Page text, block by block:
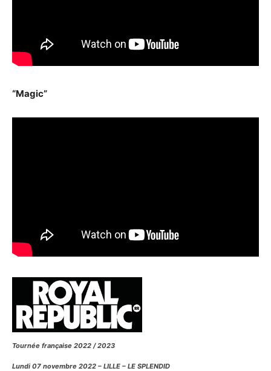
“Magic”
Tournée française 2022 / 2023
Lundi 07 novembre 2022 – LILLE – LE SPLENDID